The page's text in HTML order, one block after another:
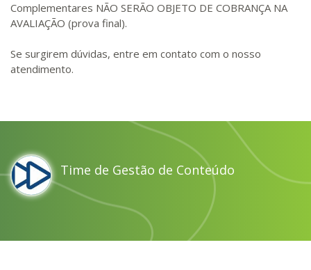
Complementares NÃO SERÃO OBJETO DE COBRANÇA NA
AVALIAÇÃO (prova final).
Se surgirem dúvidas, entre em contato com o nosso
atendimento.
Time de Gestão de Conteúdo